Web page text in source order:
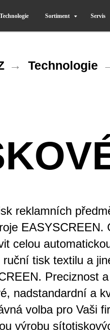
Technologie Sortiment Servis
→ Technologie
reklamních
EASYSCREEN.
celou
tisk textilu a
Preciznost
nadstandardní a
volba pro Vaši
výrobu